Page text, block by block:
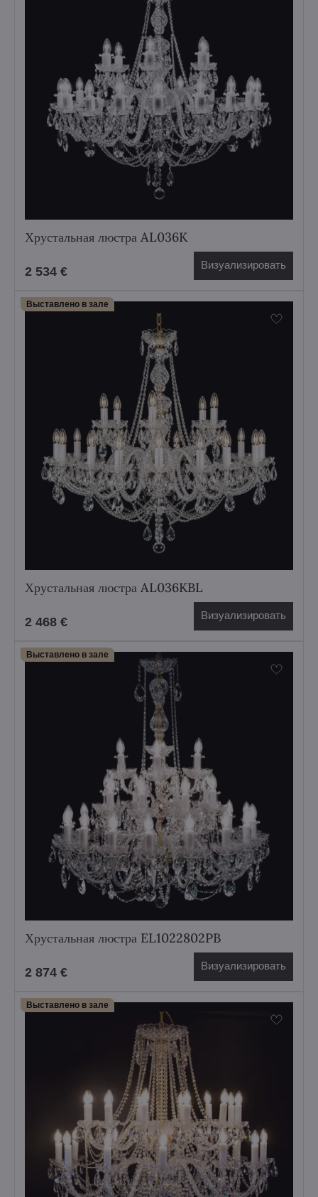
Хрустальная люстра AL036K
2 534 € Визуализировать
Выставлено в зале
Хрустальная люстра AL036KBL
2 468 € Визуализировать
Выставлено в зале
Хрустальная люстра EL1022802PB
2 874 € Визуализировать
Выставлено в зале